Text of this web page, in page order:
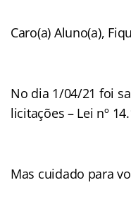
Caro(a) Aluno(a),
No dia 1/04/21 foi
licitações – Lei nº
Mas cuidado para